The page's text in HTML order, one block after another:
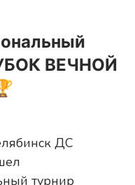
ВЕЧНОЙ
ДС
турнир